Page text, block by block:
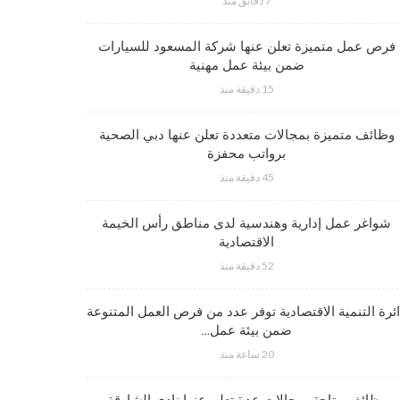
فرص عمل متميزة تعلن عنها شركة المسعود للسيارات
ضمن بيئة عمل مهنية
15 دقيقة منذ
وظائف متميزة بمجالات متعددة تعلن عنها دبي الصحية
برواتب محفزة
45 دقيقة منذ
شواغر عمل إدارية وهندسية لدى مناطق رأس الخيمة
الاقتصادية
52 دقيقة منذ
التنمية الاقتصادية توفر عدد من فرص العمل المتنوعة
ضمن بيئة عمل…
20 ساعة منذ